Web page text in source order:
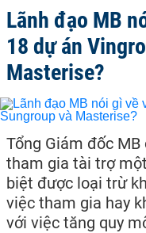
Lãnh đạo MB
18 dự án
Masterise?
Tổng Giám đốc
tham gia tài trợ
biệt được loại trừ
việc tham gia hay
với việc tăng quy